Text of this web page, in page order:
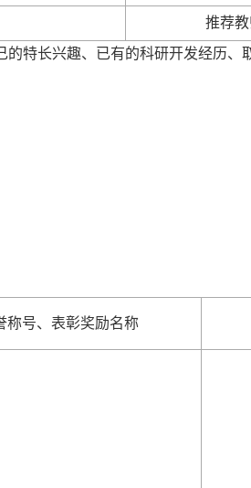
推荐
的特长兴趣、已有的科研开发经历、
称号、表彰奖励名称